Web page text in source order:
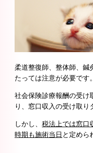
柔道整復師、整体師、鍼
たっては注意が必要です。
社会保険診療報酬の受け
り、窓口収入の受け取り
しかし、 税法上では窓口
時期も施術当日 と定めら